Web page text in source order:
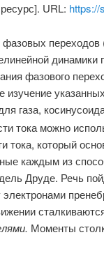
URL: https://
фазового
газа,
тока можно
тока, который
каждым из
Друде. Речь
Моменты